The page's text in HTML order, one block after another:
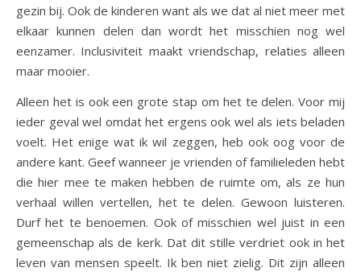
gezin bij. Ook de kinderen want als we dat al niet meer met
elkaar kunnen delen dan wordt het misschien nog wel
eenzamer. Inclusiviteit maakt vriendschap, relaties alleen
maar mooier.
Alleen het is ook een grote stap om het te delen. Voor mij
ieder geval wel omdat het ergens ook wel als iets beladen
voelt. Het enige wat ik wil zeggen, heb ook oog voor de
andere kant. Geef wanneer je vrienden of familieleden hebt
die hier mee te maken hebben de ruimte om, als ze hun
verhaal willen vertellen, het te delen. Gewoon luisteren.
Durf het te benoemen. Ook of misschien wel juist in een
gemeenschap als de kerk. Dat dit stille verdriet ook in het
leven van mensen speelt. Ik ben niet zielig. Dit zijn alleen